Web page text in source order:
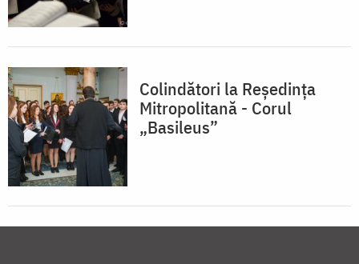
Colindători la Reședința
Mitropolitană - Corul
„Basileus”